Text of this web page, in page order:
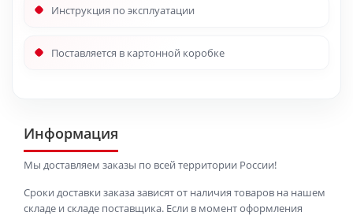
Инструкция по эксплуатации
Поставляется в картонной коробке
Информация
Мы доставляем заказы по всей территории России!
Сроки доставки заказа зависят от наличия товаров на нашем
складе и складе поставщика. Если в момент оформления